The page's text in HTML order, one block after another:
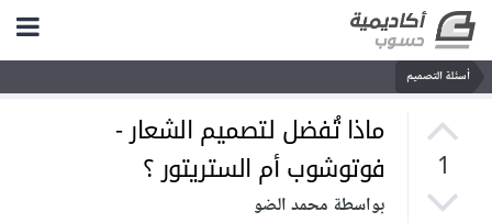
أسئلة التصميم
1
ماذا تُفضل لتصميم الشعار -
فوتوشوب أم الستريتور ؟
بواسطة محمد الضو